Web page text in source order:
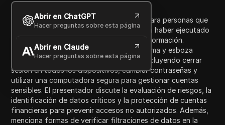
Introducción al contenido
Abrir en ChatGPT
Hacer preguntas sobre esta página
Abrir en Claude
Hacer preguntas sobre esta página
El video proporciona una guía completa para personas que
creen haber sido hackeadas o que pueden haber ejecutado
software malicioso, como un ladrón de información.
Enfatiza la importancia de mantener la calma y esboza
acciones paso a paso para protegerse, incluyendo cerrar
sesión en todos los dispositivos, cambiar contraseñas y
utilizar una computadora segura para gestionar cuentas
sensibles. El presentador discute la evaluación de riesgos, la
identificación de datos críticos y la protección de cuentas
financieras para prevenir accesos no autorizados. Además,
menciona formas de verificar filtraciones de datos en la